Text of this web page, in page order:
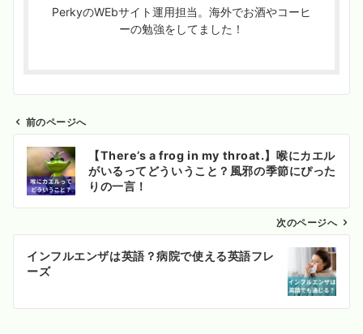
PerkyのWEbサイト運用担当。海外でお酒やコーヒ
ーの勉強をしてました！
ン
前のページへ
【There’s a frog in my throat.】喉にカエル
がいるってどういうこと？風邪の季節にぴった
りの一言！
次のページへ
インフルエンザは英語？病院で使える英語フレ
ーズ